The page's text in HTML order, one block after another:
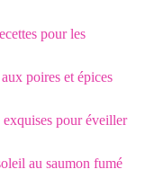
pour les
poires et épices
exquises pour éveiller
au saumon fumé